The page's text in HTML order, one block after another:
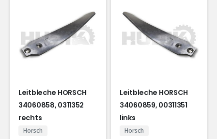
Leitbleche HORSCH
34060858, 0311352
rechts
Horsch
Leitbleche HORSCH
34060859, 00311351
links
Horsch